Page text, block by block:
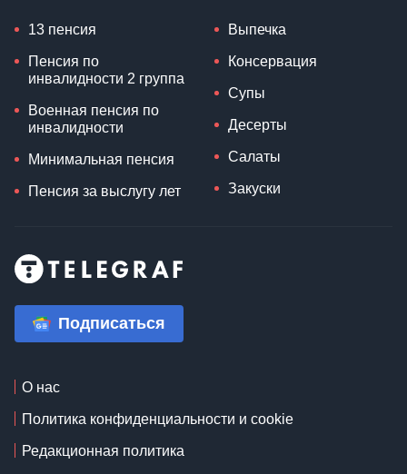
13 пенсия
Пенсия по
инвалидности 2 группа
Военная пенсия по
инвалидности
Минимальная пенсия
Пенсия за выслугу лет
Выпечка
Консервация
Супы
Десерты
Салаты
Закуски
Подписаться
О нас
Политика конфиденциальности и cookie
Редакционная политика